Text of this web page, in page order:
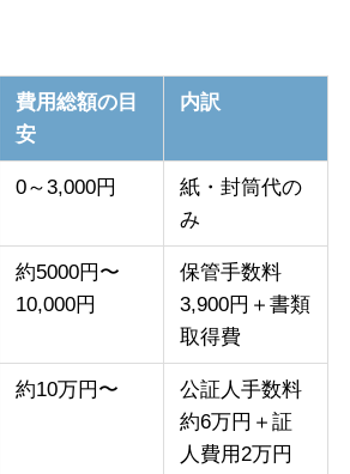
費用総額の目
安
内訳
0～3,000円
紙・封筒代の
み
約5000円〜
10,000円
保管手数料
3,900円＋書類
取得費
約10万円〜
公証人手数料
約6万円＋証
人費用2万円